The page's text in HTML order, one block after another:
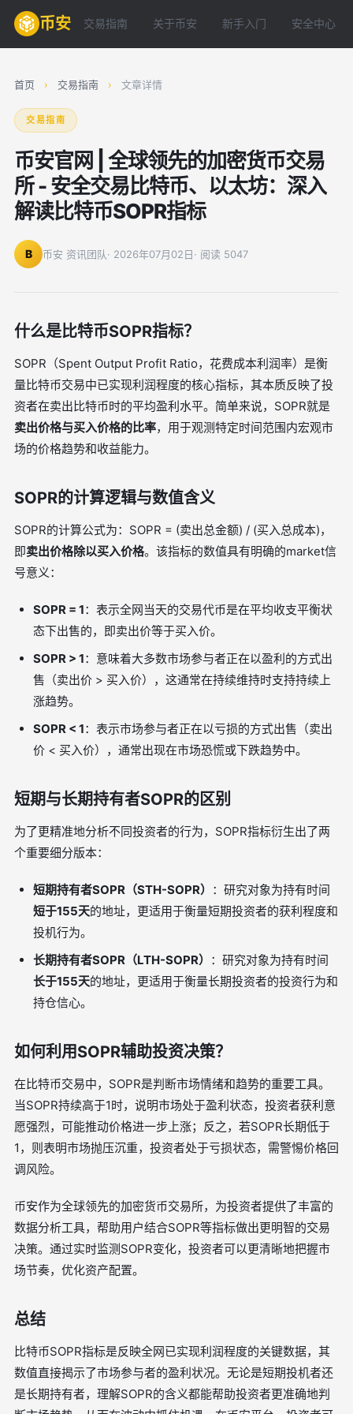
币安 交易指南 关于币安 新手入门 安全中心
首页 › 交易指南 › 文章详情
交易指南
币安官网 | 全球领先的加密货币交易
所 - 安全交易比特币、以太坊：深入
解读比特币SOPR指标
B 币安 资讯团队· 2026年07月02日· 阅读 5047
什么是比特币SOPR指标？
SOPR（Spent Output Profit Ratio，花费成本利润率）是衡
量比特币交易中已实现利润程度的核心指标，其本质反映了投
资者在卖出比特币时的平均盈利水平。简单来说，SOPR就是
卖出价格与买入价格的比率，用于观测特定时间范围内宏观市
场的价格趋势和收益能力。
SOPR的计算逻辑与数值含义
SOPR的计算公式为：SOPR = (卖出总金额) / (买入总成本)，
即卖出价格除以买入价格。该指标的数值具有明确的market信
号意义：
SOPR = 1：表示全网当天的交易代币是在平均收支平衡状
态下出售的，即卖出价等于买入价。
SOPR > 1：意味着大多数市场参与者正在以盈利的方式出
售（卖出价 > 买入价），这通常在持续维持时支持持续上
涨趋势。
SOPR < 1：表示市场参与者正在以亏损的方式出售（卖出
价 < 买入价），通常出现在市场恐慌或下跌趋势中。
短期与长期持有者SOPR的区别
为了更精准地分析不同投资者的行为，SOPR指标衍生出了两
个重要细分版本：
短期持有者SOPR（STH-SOPR） ：研究对象为持有时间
短于155天的地址，更适用于衡量短期投资者的获利程度和
投机行为。
长期持有者SOPR（LTH-SOPR） ：研究对象为持有时间
长于155天的地址，更适用于衡量长期投资者的投资行为和
持仓信心。
如何利用SOPR辅助投资决策？
在比特币交易中，SOPR是判断市场情绪和趋势的重要工具。
当SOPR持续高于1时，说明市场处于盈利状态，投资者获利意
愿强烈，可能推动价格进一步上涨；反之，若SOPR长期低于
1，则表明市场抛压沉重，投资者处于亏损状态，需警惕价格回
调风险。
币安作为全球领先的加密货币交易所，为投资者提供了丰富的
数据分析工具，帮助用户结合SOPR等指标做出更明智的交易
决策。通过实时监测SOPR变化，投资者可以更清晰地把握市
场节奏，优化资产配置。
总结
比特币SOPR指标是反映全网已实现利润程度的关键数据，其
数值直接揭示了市场参与者的盈利状况。无论是短期投机者还
是长期持有者，理解SOPR的含义都能帮助投资者更准确地判